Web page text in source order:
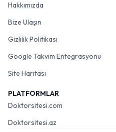
Hakkımızda
Bize Ulaşın
Gizlilik Politikası
Google Takvim Entegrasyonu
Site Haritası
PLATFORMLAR
Doktorsitesi.com
Doktorsitesi.az